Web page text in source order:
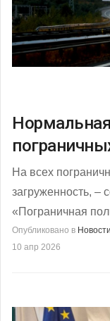
На всех
загруженность, –
«Пограничная
Опубликовано в Новости
10 апр 2026